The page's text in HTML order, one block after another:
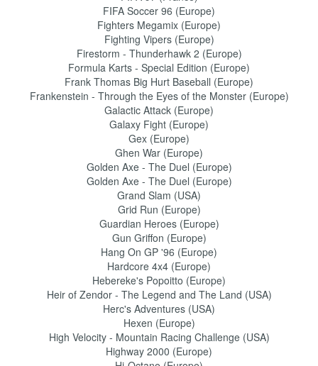
FIFA Soccer 96 (Europe)
Fighters Megamix (Europe)
Fighting Vipers (Europe)
Firestorm - Thunderhawk 2 (Europe)
Formula Karts - Special Edition (Europe)
Frank Thomas Big Hurt Baseball (Europe)
Frankenstein - Through the Eyes of the Monster (Europe)
Galactic Attack (Europe)
Galaxy Fight (Europe)
Gex (Europe)
Ghen War (Europe)
Golden Axe - The Duel (Europe)
Golden Axe - The Duel (Europe)
Grand Slam (USA)
Grid Run (Europe)
Guardian Heroes (Europe)
Gun Griffon (Europe)
Hang On GP '96 (Europe)
Hardcore 4x4 (Europe)
Hebereke's Popoitto (Europe)
Heir of Zendor - The Legend and The Land (USA)
Herc's Adventures (USA)
Hexen (Europe)
High Velocity - Mountain Racing Challenge (USA)
Highway 2000 (Europe)